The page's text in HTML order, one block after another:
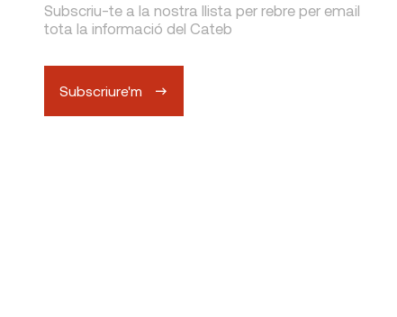
Subscriu-te a la nostra llista per rebre per email
tota la informació del Cateb
Subscriure'm